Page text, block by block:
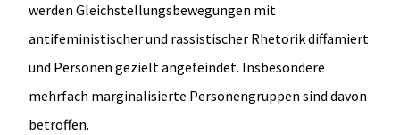
werden Gleichstellungsbewegungen mit
antifeministischer und rassistischer Rhetorik diffamiert
und Personen gezielt angefeindet. Insbesondere
mehrfach marginalisierte Personengruppen sind davon
betroffen.